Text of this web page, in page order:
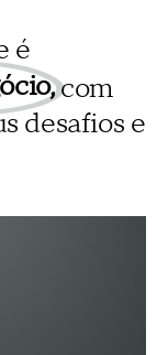
é
com
desafios e